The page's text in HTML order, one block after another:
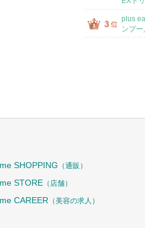
plus
ンプー
SHOPPING （通販）
STORE （店舗）
CAREER （美容の求人）